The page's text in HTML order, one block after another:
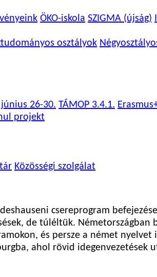
ÖKO-iskola SZIGMA (újság)
osztályok
26-30. TÁMOP 3.4.1.
projekt
Közösségi szolgálat
csereprogram
de túléltük.
és persze a német
ahol rövid idegenvezetések